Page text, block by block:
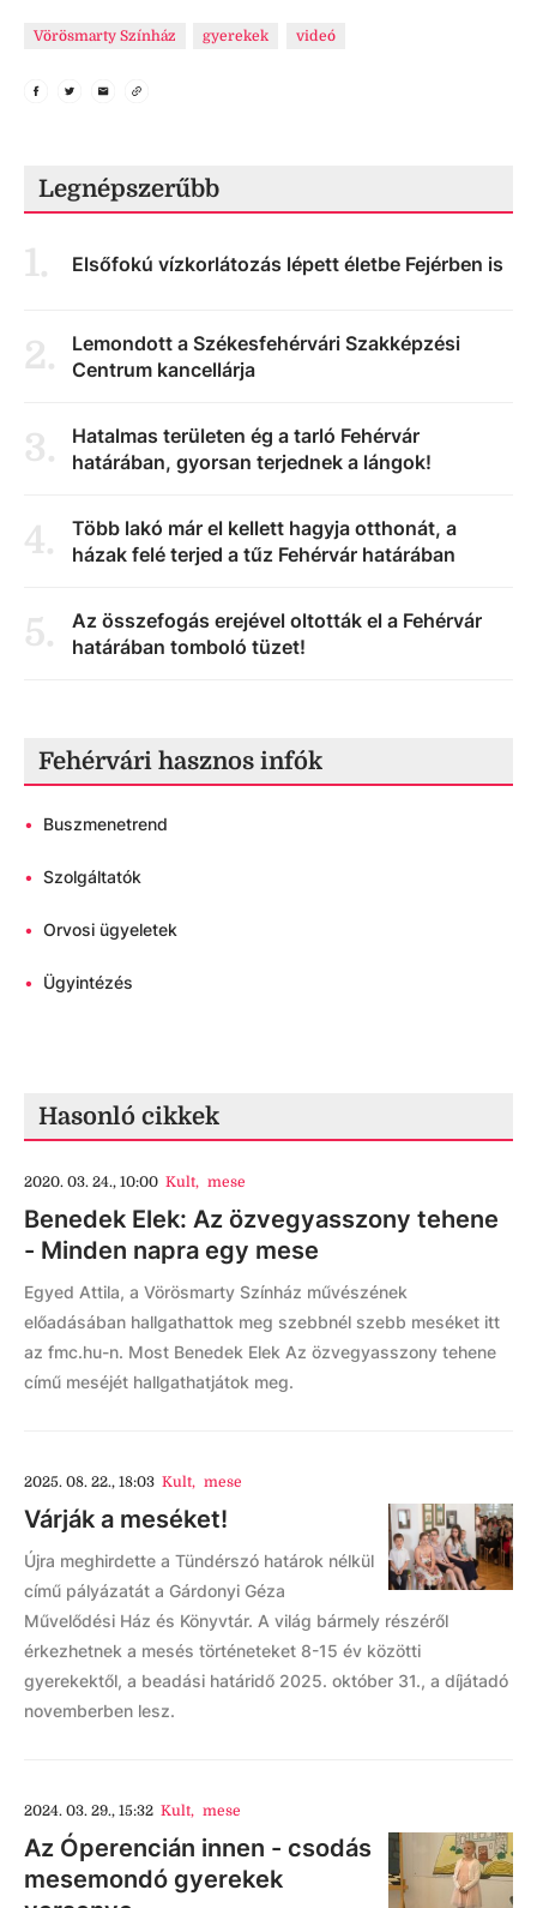
Vörösmarty Színház gyerekek videó
Legnépszerűbb
1. Elsőfokú vízkorlátozás lépett életbe Fejérben is
2.
Lemondott a Székesfehérvári Szakképzési
Centrum kancellárja
3.
Hatalmas területen ég a tarló Fehérvár
határában, gyorsan terjednek a lángok!
4.
Több lakó már el kellett hagyja otthonát, a
házak felé terjed a tűz Fehérvár határában
5.
Az összefogás erejével oltották el a Fehérvár
határában tomboló tüzet!
Fehérvári hasznos infók
• Buszmenetrend
• Szolgáltatók
• Orvosi ügyeletek
• Ügyintézés
Hasonló cikkek
2020. 03. 24., 10:00 Kult, mese
Benedek Elek: Az özvegyasszony tehene
- Minden napra egy mese
Egyed Attila, a Vörösmarty Színház művészének
előadásában hallgathattok meg szebbnél szebb meséket itt
az fmc.hu-n. Most Benedek Elek Az özvegyasszony tehene
című meséjét hallgathatjátok meg.
2025. 08. 22., 18:03 Kult, mese
Várják a meséket!
Újra meghirdette a Tündérszó határok nélkül
című pályázatát a Gárdonyi Géza
Művelődési Ház és Könyvtár. A világ bármely részéről
érkezhetnek a mesés történeteket 8-15 év közötti
gyerekektől, a beadási határidő 2025. október 31., a díjátadó
novemberben lesz.
2024. 03. 29., 15:32 Kult, mese
Az Óperencián innen - csodás
mesemondó gyerekek